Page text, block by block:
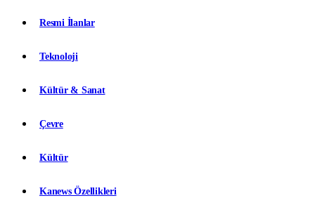
Resmi İlanlar
Teknoloji
Kültür & Sanat
Çevre
Kültür
Kanews Özellikleri